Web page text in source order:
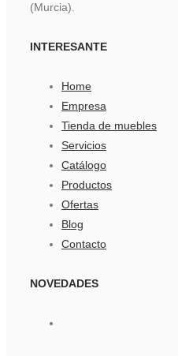
(Murcia).
INTERESANTE
Home
Empresa
Tienda de muebles
Servicios
Catálogo
Productos
Ofertas
Blog
Contacto
NOVEDADES